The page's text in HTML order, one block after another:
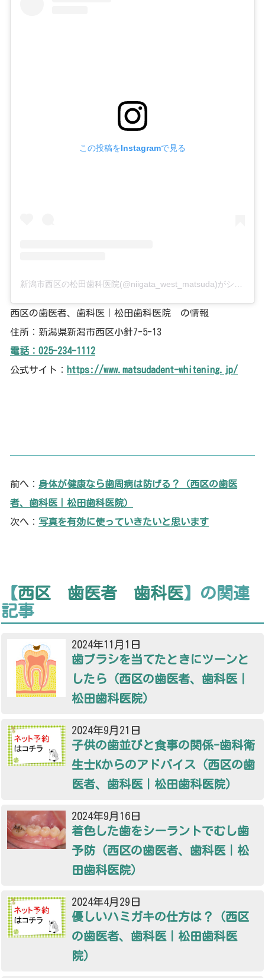
この投稿をInstagramで見る
西区の歯医者、歯科医｜松田歯科医院 の情報
住所：新潟県新潟市西区小針7-5-13
電話：025-234-1112
公式サイト： https://www.matsudadent-whitening.jp/
前へ： 身体が健康なら歯周病は防げる？（西区の歯医
者、歯科医｜松田歯科医院）
次へ： 写真を有効に使っていきたいと思います
【西区 歯医者 歯科医】の関連
記事
2024年11月1日
歯ブラシを当てたときにツーンと
したら（西区の歯医者、歯科医｜
松田歯科医院）
2024年9月21日
子供の歯並びと食事の関係-歯科衛
生士Kからのアドバイス（西区の歯
医者、歯科医｜松田歯科医院）
2024年9月16日
着色した歯をシーラントでむし歯
予防（西区の歯医者、歯科医｜松
田歯科医院）
2024年4月29日
優しいハミガキの仕方は？（西区
の歯医者、歯科医｜松田歯科医
院）